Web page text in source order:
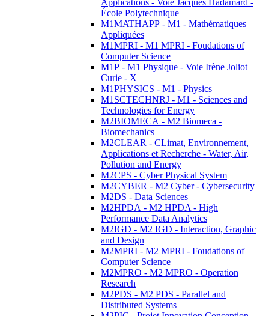
Applications - Voie Jacques Hadamard -
École Polytechnique
M1MATHAPP - M1 - Mathématiques
Appliquées
M1MPRI - M1 MPRI - Foudations of
Computer Science
M1P - M1 Physique - Voie Irène Joliot
Curie - X
M1PHYSICS - M1 - Physics
M1SCTECHNRJ - M1 - Sciences and
Technologies for Energy
M2BIOMECA - M2 Biomeca -
Biomechanics
M2CLEAR - CLimat, Environnement,
Applications et Recherche - Water, Air,
Pollution and Energy
M2CPS - Cyber Physical System
M2CYBER - M2 Cyber - Cybersecurity
M2DS - Data Sciences
M2HPDA - M2 HPDA - High
Performance Data Analytics
M2IGD - M2 IGD - Interaction, Graphic
and Design
M2MPRI - M2 MPRI - Foudations of
Computer Science
M2MPRO - M2 MPRO - Operation
Research
M2PDS - M2 PDS - Parallel and
Distributed Systems